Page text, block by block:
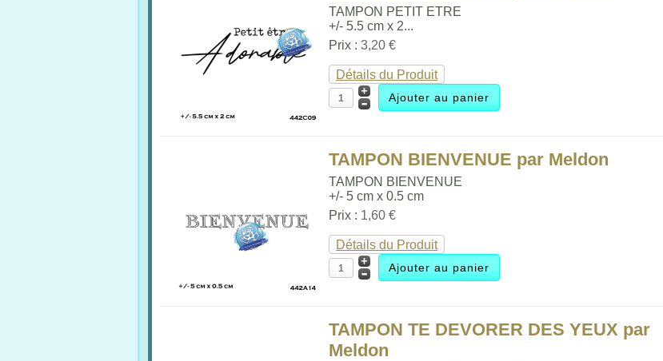
TAMPON PETIT ETRE
+/- 5.5 cm x 2...
Prix :3,20 €
Détails du Produit
TAMPON BIENVENUE par Meldon
TAMPON BIENVENUE
+/- 5 cm x 0.5 cm
Prix : 1,60 €
Détails du Produit
TAMPON TE DEVORER DES YEUX par
Meldon